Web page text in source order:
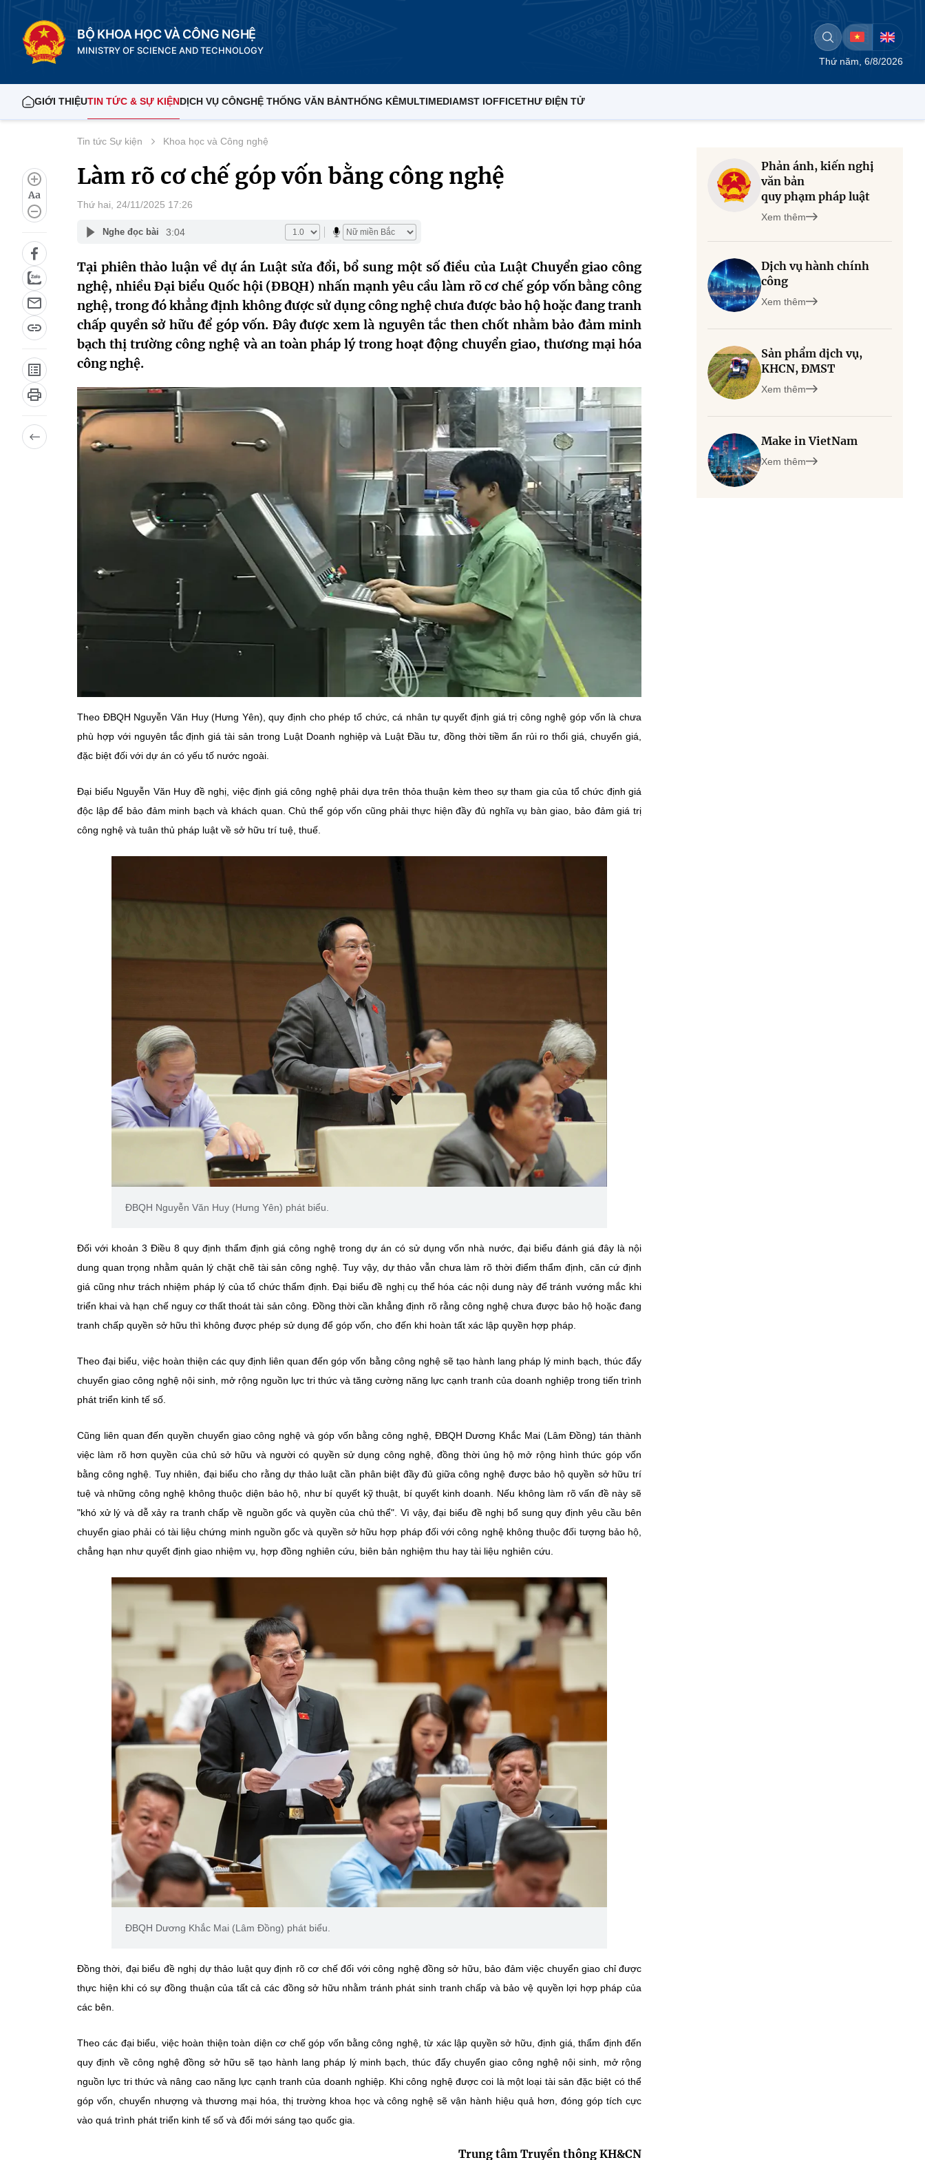
BỘ KHOA HỌC VÀ CÔNG NGHỆ
MINISTRY OF SCIENCE AND TECHNOLOGY
Thứ năm, 6/8/2026
GIỚI THIỆUTIN TỨC & SỰ KIỆNDỊCH VỤ CÔNGHỆ THỐNG VĂN BẢNTHỐNG KÊMULTIMEDIAMST IOFFICETHƯ ĐIỆN TỬ
Aa
Tin tức Sự kiện Khoa học và Công nghệ
Làm rõ cơ chế góp vốn bằng công nghệ
Thứ hai, 24/11/2025 17:26
Nghe đọc bài 3:04
Tại phiên thảo luận về dự án Luật sửa đổi, bổ sung một số điều của Luật Chuyển giao công
nghệ, nhiều Đại biểu Quốc hội (ĐBQH) nhấn mạnh yêu cầu làm rõ cơ chế góp vốn bằng công
nghệ, trong đó khẳng định không được sử dụng công nghệ chưa được bảo hộ hoặc đang tranh
chấp quyền sở hữu để góp vốn. Đây được xem là nguyên tắc then chốt nhằm bảo đảm minh
bạch thị trường công nghệ và an toàn pháp lý trong hoạt động chuyển giao, thương mại hóa
công nghệ.
Theo ĐBQH Nguyễn Văn Huy (Hưng Yên), quy định cho phép tổ chức, cá nhân tự quyết định giá trị công nghệ góp vốn là chưa
phù hợp với nguyên tắc định giá tài sản trong Luật Doanh nghiệp và Luật Đầu tư, đồng thời tiềm ẩn rủi ro thổi giá, chuyển giá,
đặc biệt đối với dự án có yếu tố nước ngoài.
Đại biểu Nguyễn Văn Huy đề nghị, việc định giá công nghệ phải dựa trên thỏa thuận kèm theo sự tham gia của tổ chức định giá
độc lập để bảo đảm minh bạch và khách quan. Chủ thể góp vốn cũng phải thực hiện đầy đủ nghĩa vụ bàn giao, bảo đảm giá trị
công nghệ và tuân thủ pháp luật về sở hữu trí tuệ, thuế.
ĐBQH Nguyễn Văn Huy (Hưng Yên) phát biểu.
Đối với khoản 3 Điều 8 quy định thẩm định giá công nghệ trong dự án có sử dụng vốn nhà nước, đại biểu đánh giá đây là nội
dung quan trọng nhằm quản lý chặt chẽ tài sản công nghệ. Tuy vậy, dự thảo vẫn chưa làm rõ thời điểm thẩm định, căn cứ định
giá cũng như trách nhiệm pháp lý của tổ chức thẩm định. Đại biểu đề nghị cụ thể hóa các nội dung này để tránh vướng mắc khi
triển khai và hạn chế nguy cơ thất thoát tài sản công. Đồng thời cần khẳng định rõ rằng công nghệ chưa được bảo hộ hoặc đang
tranh chấp quyền sở hữu thì không được phép sử dụng để góp vốn, cho đến khi hoàn tất xác lập quyền hợp pháp.
Theo đại biểu, việc hoàn thiện các quy định liên quan đến góp vốn bằng công nghệ sẽ tạo hành lang pháp lý minh bạch, thúc đẩy
chuyển giao công nghệ nội sinh, mở rộng nguồn lực tri thức và tăng cường năng lực cạnh tranh của doanh nghiệp trong tiến trình
phát triển kinh tế số.
Cũng liên quan đến quyền chuyển giao công nghệ và góp vốn bằng công nghệ, ĐBQH Dương Khắc Mai (Lâm Đồng) tán thành
việc làm rõ hơn quyền của chủ sở hữu và người có quyền sử dụng công nghệ, đồng thời ủng hộ mở rộng hình thức góp vốn
bằng công nghệ. Tuy nhiên, đại biểu cho rằng dự thảo luật cần phân biệt đầy đủ giữa công nghệ được bảo hộ quyền sở hữu trí
tuệ và những công nghệ không thuộc diện bảo hộ, như bí quyết kỹ thuật, bí quyết kinh doanh. Nếu không làm rõ vấn đề này sẽ
"khó xử lý và dễ xảy ra tranh chấp về nguồn gốc và quyền của chủ thể". Vì vậy, đại biểu đề nghị bổ sung quy định yêu cầu bên
chuyển giao phải có tài liệu chứng minh nguồn gốc và quyền sở hữu hợp pháp đối với công nghệ không thuộc đối tượng bảo hộ,
chẳng hạn như quyết định giao nhiệm vụ, hợp đồng nghiên cứu, biên bản nghiệm thu hay tài liệu nghiên cứu.
ĐBQH Dương Khắc Mai (Lâm Đồng) phát biểu.
Đồng thời, đại biểu đề nghị dự thảo luật quy định rõ cơ chế đối với công nghệ đồng sở hữu, bảo đảm việc chuyển giao chỉ được
thực hiện khi có sự đồng thuận của tất cả các đồng sở hữu nhằm tránh phát sinh tranh chấp và bảo vệ quyền lợi hợp pháp của
các bên.
Theo các đại biểu, việc hoàn thiện toàn diện cơ chế góp vốn bằng công nghệ, từ xác lập quyền sở hữu, định giá, thẩm định đến
quy định về công nghệ đồng sở hữu sẽ tạo hành lang pháp lý minh bạch, thúc đẩy chuyển giao công nghệ nội sinh, mở rộng
nguồn lực tri thức và nâng cao năng lực cạnh tranh của doanh nghiệp. Khi công nghệ được coi là một loại tài sản đặc biệt có thể
góp vốn, chuyển nhượng và thương mại hóa, thị trường khoa học và công nghệ sẽ vận hành hiệu quả hơn, đóng góp tích cực
vào quá trình phát triển kinh tế số và đổi mới sáng tạo quốc gia.
Trung tâm Truyền thông KH&CN
Phản ánh, kiến nghị
văn bản
quy phạm pháp luật
Xem thêm
Dịch vụ hành chính
công
Xem thêm
Sản phẩm dịch vụ,
KHCN, ĐMST
Xem thêm
Make in VietNam
Xem thêm